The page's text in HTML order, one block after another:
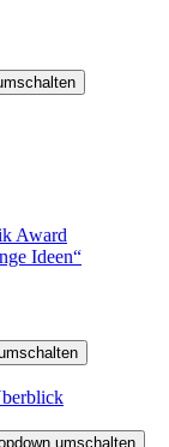
Award
Ideen“
umschalten